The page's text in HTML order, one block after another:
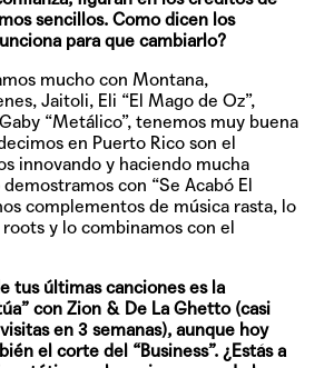
sencillos. Como dicen los
para que cambiarlo?
mucho con Montana,
Jaitoli, Eli “El Mago de Oz”,
“Metálico”, tenemos muy buena
en Puerto Rico son el
innovando y haciendo mucha
con “Se Acabó El
complementos de música rasta, lo
y lo combinamos con el
tus últimas canciones es la
con Zion & De La Ghetto (casi
en 3 semanas), aunque hoy
el corte del “Business”. ¿Estás a